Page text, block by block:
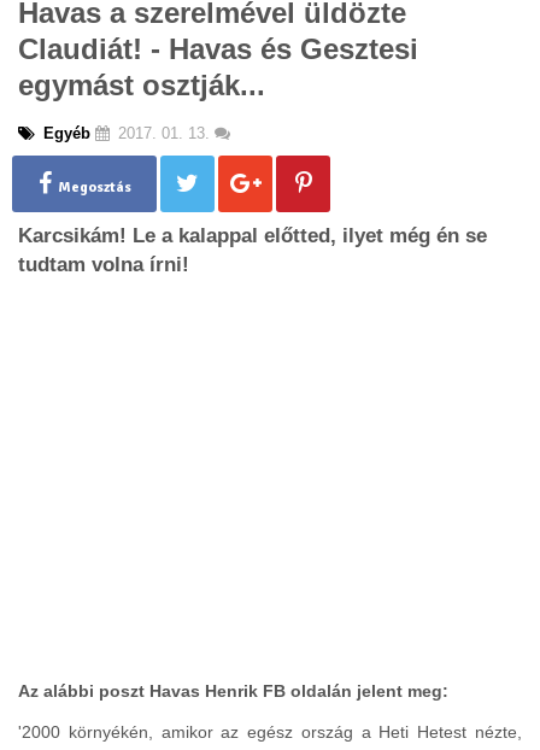
Havas a szerelmével üldözte
Claudiát! - Havas és Gesztesi
egymást osztják...
Egyéb 2017. 01. 13.
Megosztás
Karcsikám! Le a kalappal előtted, ilyet még én se
tudtam volna írni!
Az alábbi poszt Havas Henrik FB oldalán jelent meg:
'2000 környékén, amikor az egész ország a Heti Hetest nézte,